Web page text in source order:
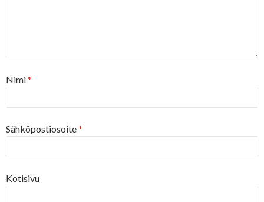
Nimi*
Sähköpostiosoite*
Kotisivu